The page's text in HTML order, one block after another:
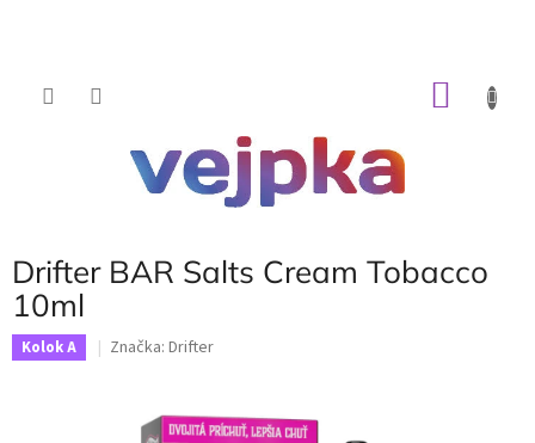
Drifter BAR Salts Cream Tobacco
10ml
Kolok A Značka: Drifter